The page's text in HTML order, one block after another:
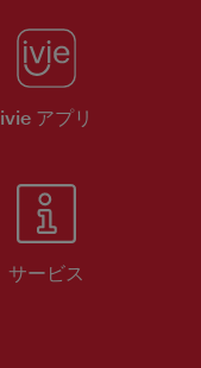
ivie アプリ
サービス